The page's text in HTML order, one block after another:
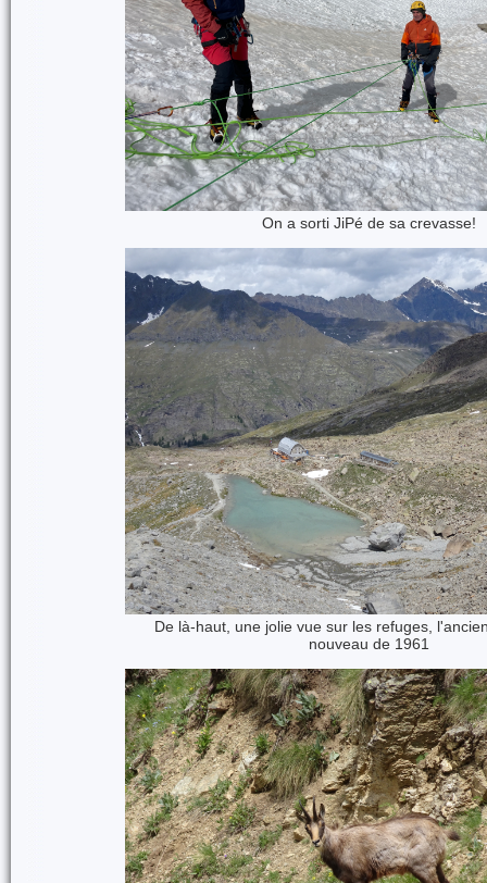
On a sorti JiPé de sa crevasse!
De là-haut, une jolie vue sur les refuges,
nouveau de 1961